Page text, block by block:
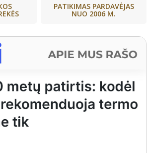
PATIKIMAS PARDAVĖJAS
NUO 2006 M.